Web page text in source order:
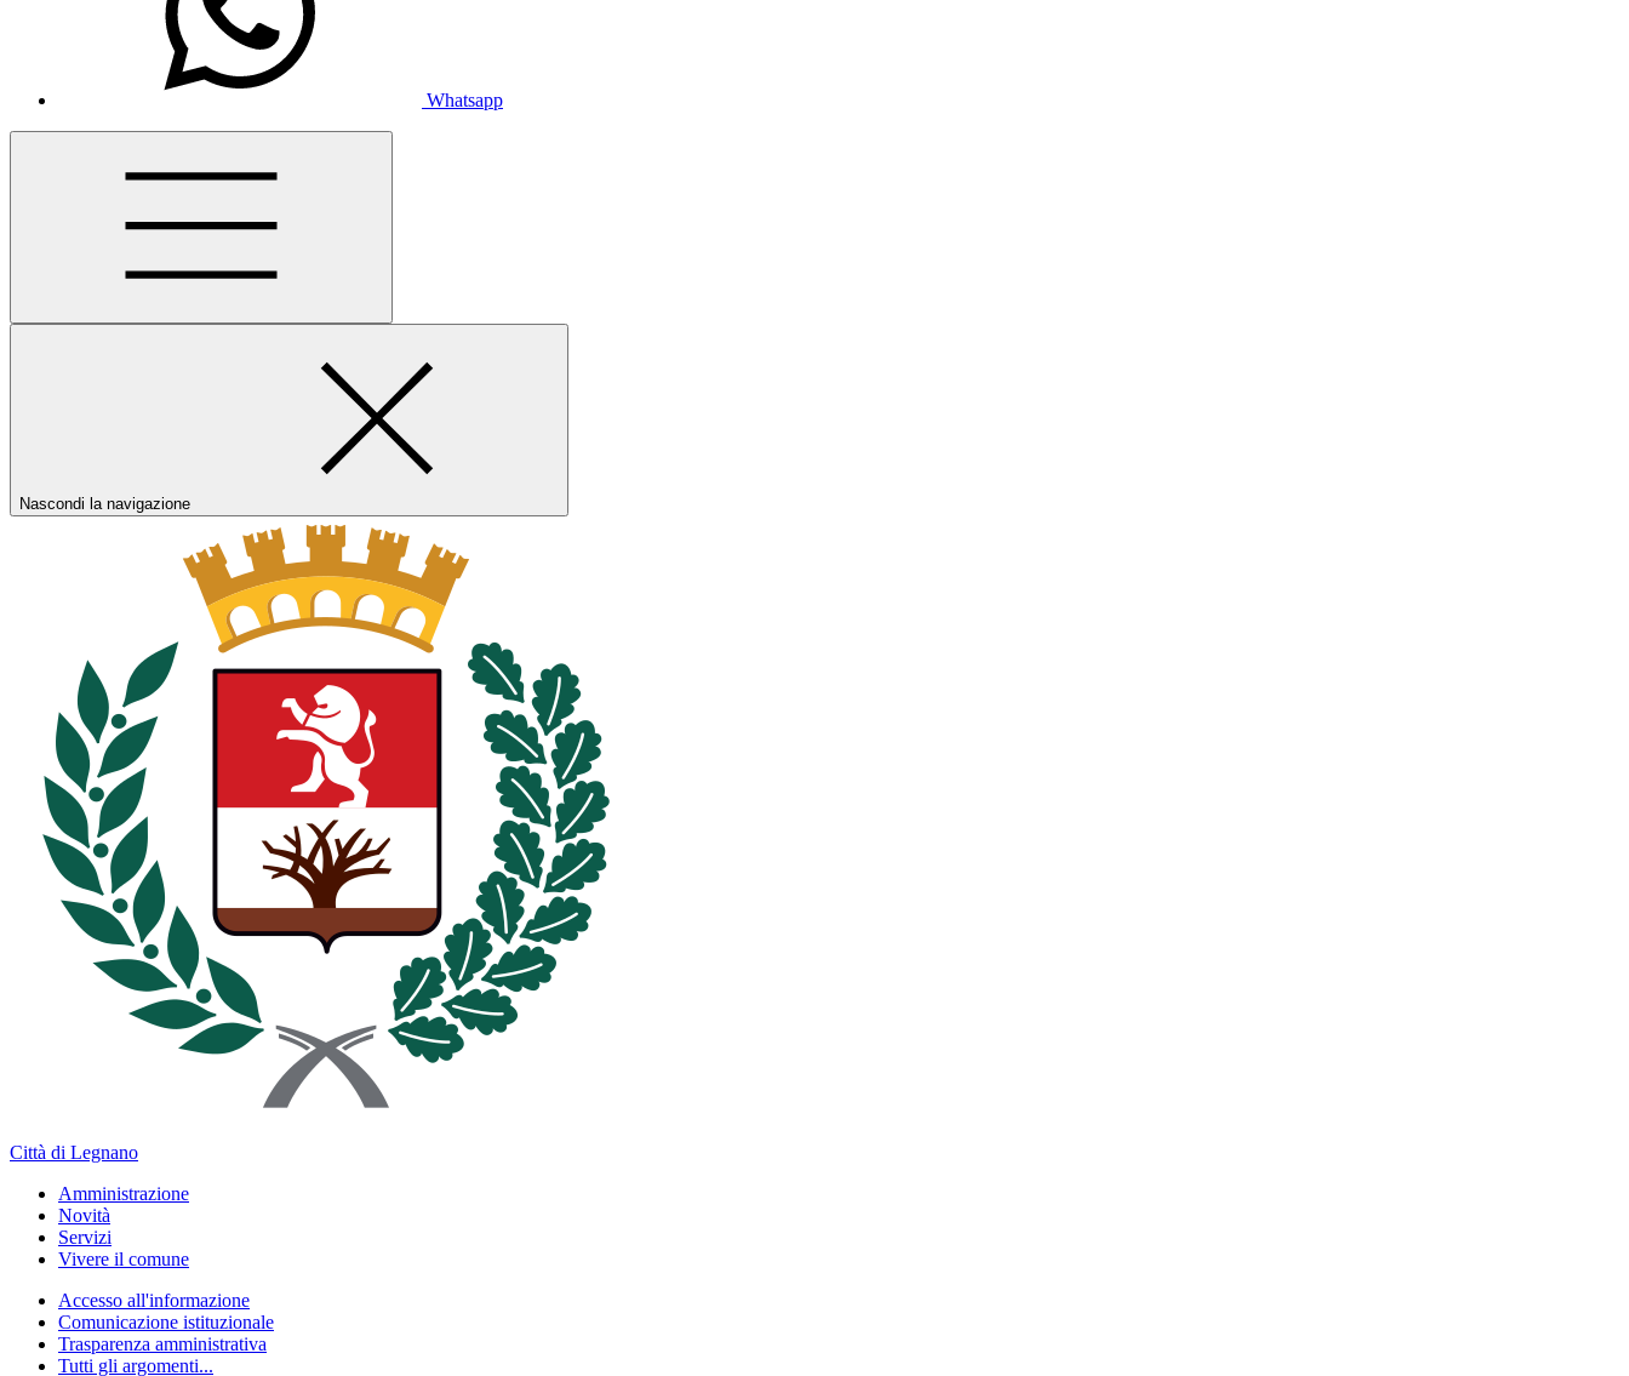
Whatsapp
Nascondi la navigazione
Città di Legnano
Amministrazione
Novità
Servizi
Vivere il comune
Accesso all'informazione
Comunicazione istituzionale
Trasparenza amministrativa
Tutti gli argomenti...